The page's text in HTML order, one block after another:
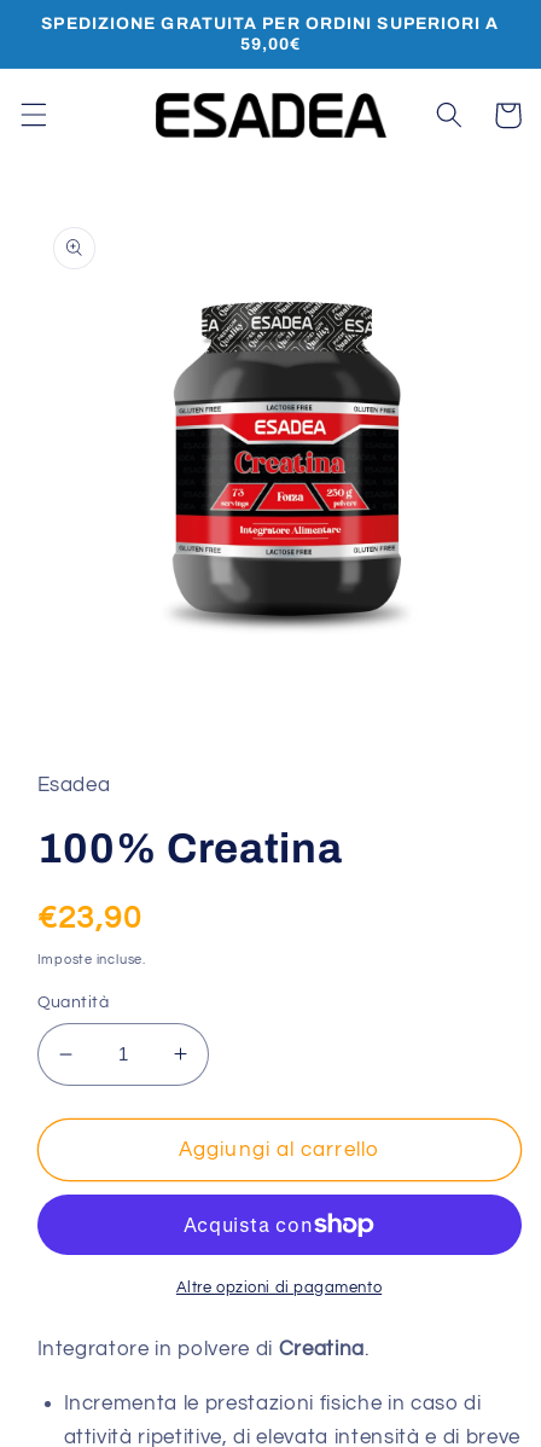
direttamente
SPEDIZIONE GRATUITA PER ORDINI SUPERIORI A
59,00€
Carrello
informazioni
sul prodotto
1
in
Esadea
100% Creatina
Prezzo
di
listino
€23,90
Imposte incluse.
Quantità
Diminuisci
quantità
per
Creatina
Aumenta
quantità
per
100%
Creatina
Aggiungi al carrello
Altre opzioni di pagamento
Integratore in polvere di Creatina.
Incrementa le prestazioni fisiche in caso di
attività ripetitive, di elevata intensità e di breve